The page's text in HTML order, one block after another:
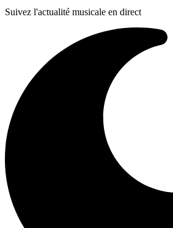
Suivez l'actualité musicale en direct